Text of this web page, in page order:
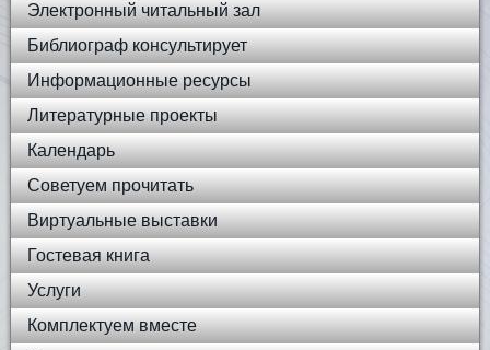
Электронный читальный зал
Библиограф консультирует
Информационные ресурсы
Литературные проекты
Календарь
Советуем прочитать
Виртуальные выставки
Гостевая книга
Услуги
Комплектуем вместе